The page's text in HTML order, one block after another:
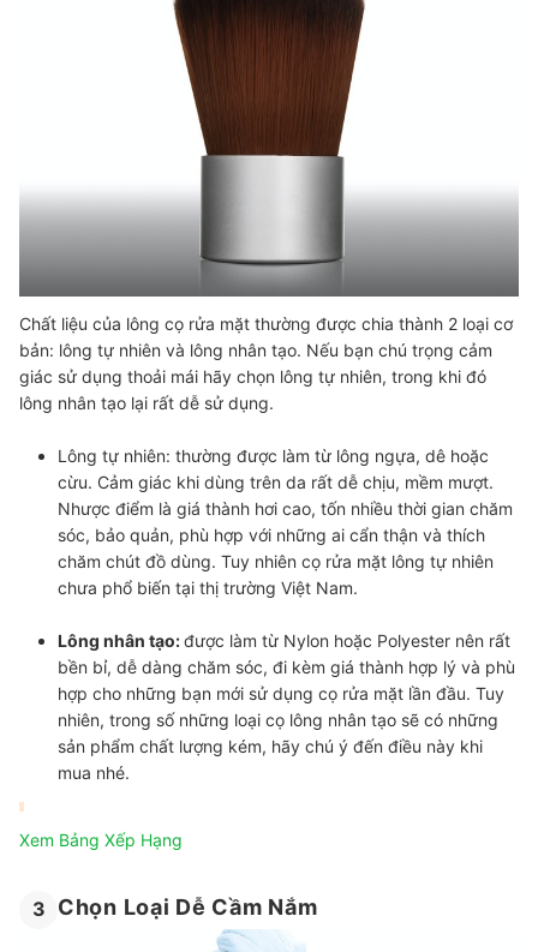
Chất liệu của lông cọ rửa mặt thường được chia thành 2 loại cơ
bản: lông tự nhiên và lông nhân tạo. Nếu bạn chú trọng cảm
giác sử dụng thoải mái hãy chọn lông tự nhiên, trong khi đó
lông nhân tạo lại rất dễ sử dụng.
Lông tự nhiên: thường được làm từ lông ngựa, dê hoặc
cừu. Cảm giác khi dùng trên da rất dễ chịu, mềm mượt.
Nhược điểm là giá thành hơi cao, tốn nhiều thời gian chăm
sóc, bảo quản, phù hợp với những ai cẩn thận và thích
chăm chút đồ dùng. Tuy nhiên cọ rửa mặt lông tự nhiên
chưa phổ biến tại thị trường Việt Nam.
Lông nhân tạo:được làm từ Nylon hoặc Polyester nên rất
bền bỉ, dễ dàng chăm sóc, đi kèm giá thành hợp lý và phù
hợp cho những bạn mới sử dụng cọ rửa mặt lần đầu. Tuy
nhiên, trong số những loại cọ lông nhân tạo sẽ có những
sản phẩm chất lượng kém, hãy chú ý đến điều này khi
mua nhé.
Xem Bảng Xếp Hạng
3 Chọn Loại Dễ Cầm Nắm